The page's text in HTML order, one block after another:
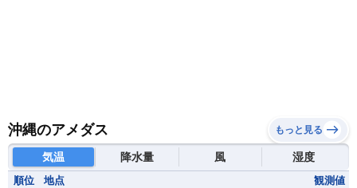
沖縄のアメダス もっと見る
気温 降水量 風 湿度
順位 地点 観測値